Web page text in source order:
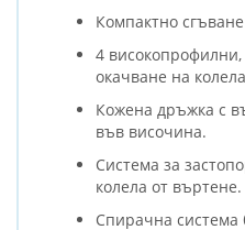
Компактно
4
окачване на
Кожена дръжка с
във височина.
Система за
колела от въртене.
Спирачна система